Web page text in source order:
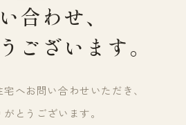
合わせ、
ございます。
宅へお問い合わせいただき、
とうございます。